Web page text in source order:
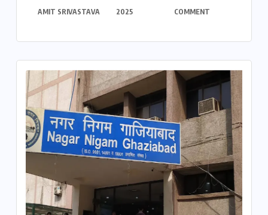
AMIT SRIVASTAVA
2025
COMMENT